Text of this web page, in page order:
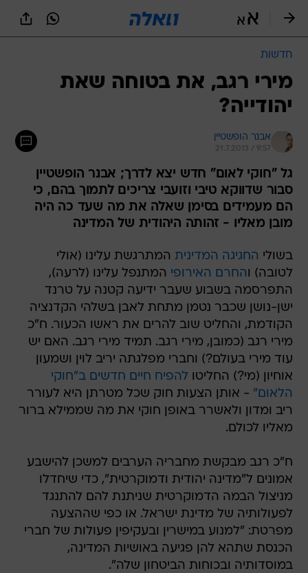
חדשות
מירי רגב, את בטוחה שאת
יהודייה?
אבנר הופשטיין
21.7.2013 / 9:57
גל "חוקי לאום" חדש יצא לדרך; אבנר הופשטיין
סבור שדווקא טיבי וזועבי צריכים לתמוך בהם, כי
הם מעמידים בסימן שאלה את מה שעד כה היה
מובן מאליו - זהותה היהודית של המדינה
בשולי החגיגה המדינית המתרגשת עלינו (אולי
לטובה) והחרם האירופי המתנפל עלינו (לרעה),
התפרסמה בשבוע שעבר ידיעה קטנה על טרנד
ישן-נושן שכבר נטמן מתחת לאבן בשלהי הקדנציה
הקודמת, והחליט שוב להרים את ראשו הכעור. ח"כ
מירי רגב (כמובן, מירי רגב. תמיד מירי רגב. האם יש
עוד מירי בעולם?) וחברי מפלגתה יריב לוין ושמעון
אוחיון (מי?) החליטו להפיח חיים חדשים ב"חוקי
הלאום" - אותן הצעות חוק שכל מטרתן היא לעורר
ריב ומדון ולאשרר באופן חוקי את מה שממילא ברור
מאליו לכולם.
ח"כ רגב מבקשת מחבריה הערבים למשכן להישבע
אמונים ל"מדינה יהודית ודמוקרטית", כדי שיחדלו
מניצול הבמה הדמוקרטית שניתנת להם להתנגד
לפעולותיה של מדינת ישראל. או כפי שההצעה
מפרטת: "למנוע במישרין ובעקיפין פעולות של חברי
הכנסת שתהא להן פגיעה באושיות המדינה,
במוסדותיה ובכוחות הביטחון שלה".